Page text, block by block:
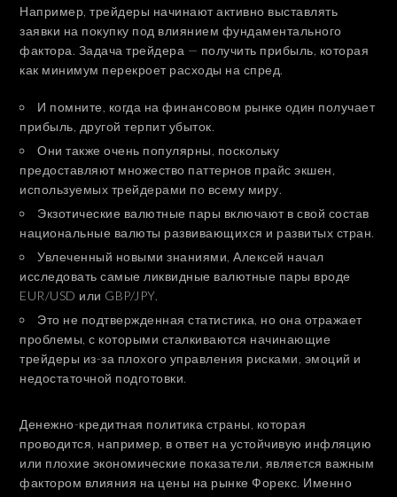
Например, трейдеры начинают активно выставлять
заявки на покупку под влиянием фундаментального
фактора. Задача трейдера — получить прибыль, которая
как минимум перекроет расходы на спред.
И помните, когда на финансовом рынке один получает
прибыль, другой терпит убыток.
Они также очень популярны, поскольку
предоставляют множество паттернов прайс экшен,
используемых трейдерами по всему миру.
Экзотические валютные пары включают в свой состав
национальные валюты развивающихся и развитых стран.
Увлеченный новыми знаниями, Алексей начал
исследовать самые ликвидные валютные пары вроде
EUR/USD или GBP/JPY.
Это не подтвержденная статистика, но она отражает
проблемы, с которыми сталкиваются начинающие
трейдеры из-за плохого управления рисками, эмоций и
недостаточной подготовки.
Денежно-кредитная политика страны, которая
проводится, например, в ответ на устойчивую инфляцию
или плохие экономические показатели, является важным
фактором влияния на цены на рынке Форекс. Именно